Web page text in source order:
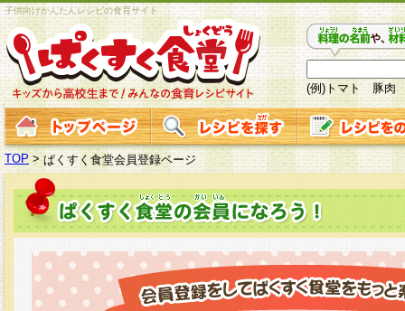
子供向けかんたんレシピの食育サイト
(例)トマト 豚肉
TOP > ぱくすく食堂会員登録ページ